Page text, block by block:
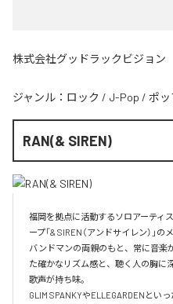
株式会社グッドラックビジョン
ジャンル： ロック / J-Pop / ポッ
RAN(& SIREN)
福岡を拠点に活動するソロアーティ
ープ「& SIREN（アンドサイレン）」の
バンドマンの両親のもと、常に音楽
た確かなリズム感と、聴く人の胸に
歌声が持ち味。
GLIM SPANKYやELLEGARDENとい